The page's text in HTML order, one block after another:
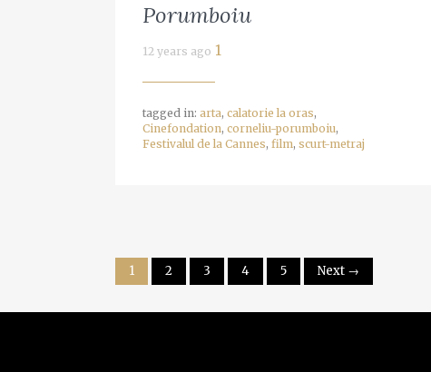
Porumboiu
12 years ago 1
tagged in: arta, calatorie la oras,
Cinefondation, corneliu-porumboiu,
Festivalul de la Cannes, film, scurt-metraj
1 2 3 4 5 Next →